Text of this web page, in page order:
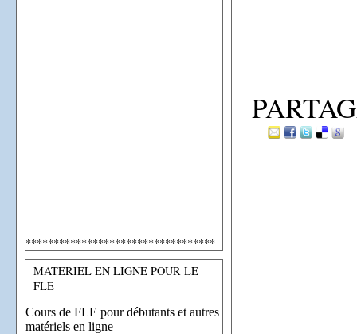
**********************************
MATERIEL EN LIGNE POUR LE
FLE
Cours de FLE pour débutants et autres
matériels en ligne